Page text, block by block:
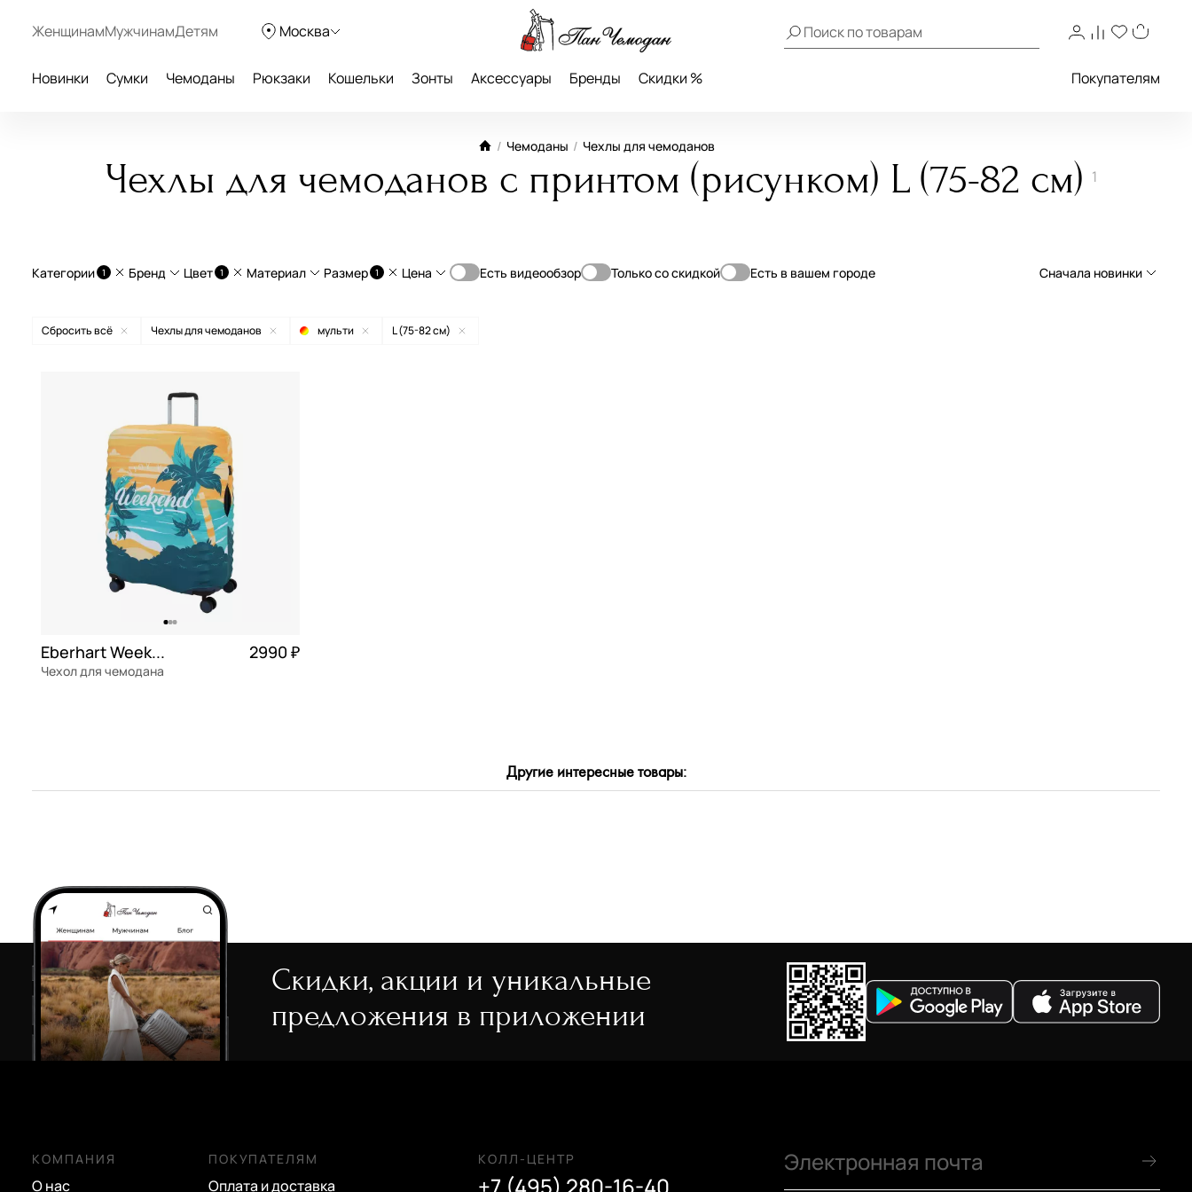
ЖенщинамМужчинамДетям Москва
Новинки Сумки Чемоданы Рюкзаки Кошельки Зонты Аксессуары Бренды Скидки % Покупателям
/ Чемоданы / Чехлы для чемоданов
Чехлы для чемоданов с принтом (рисунком) L (75-82 см) 1
Категории 1
Чехлы для чемоданов
Бренд
Chatte
Guess
Piquadro
Stevens
Цвет 1
мульти
Материал
полиэстер
Размер 1
S (45-55 см)
Цена Есть видеообзор Только со скидкой Есть в вашем городе Сначала новинки
Сбросить всё Чехлы для чемоданов мульти L (75-82 см)
Eberhart Weekend
Чехол для чемодана
2990 ₽
Другие интересные товары:
Скидки, акции и уникальные
предложения в приложении
КОМПАНИЯ
О нас
ПОКУПАТЕЛЯМ
Оплата и доставка
КОЛЛ-ЦЕНТР